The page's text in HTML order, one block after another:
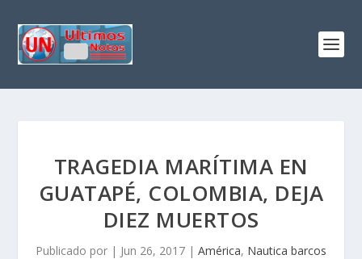
TRAGEDIA MARÍTIMA EN
GUATAPÉ, COLOMBIA, DEJA
DIEZ MUERTOS
Publicado por | Jun 26, 2017 | América, Nautica barcos